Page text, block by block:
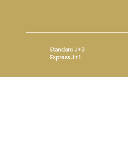
Standard J+3
Express J+1